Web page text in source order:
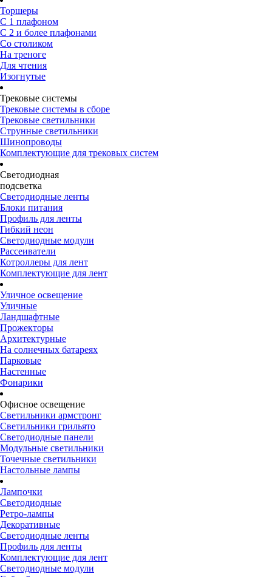
Торшеры
С 1 плафоном
С 2 и более плафонами
Со столиком
На треноге
Для чтения
Изогнутые
Трековые системы
Трековые системы в сборе
Трековые светильники
Струнные светильники
Шинопроводы
Комплектующие для трековых систем
Светодиодная
подсветка
Светодиодные ленты
Блоки питания
Профиль для ленты
Гибкий неон
Светодиодные модули
Рассеиватели
Котроллеры для лент
Комплектующие для лент
Уличное освещение
Уличные
Ландшафтные
Прожекторы
Архитектурные
На солнечных батареях
Парковые
Настенные
Фонарики
Офисное освещение
Светильники армстронг
Светильники грильято
Светодиодные панели
Модульные светильники
Точечные светильники
Настольные лампы
Лампочки
Светодиодные
Ретро-лампы
Декоративные
Светодиодные ленты
Профиль для ленты
Комплектующие для лент
Светодиодные модули